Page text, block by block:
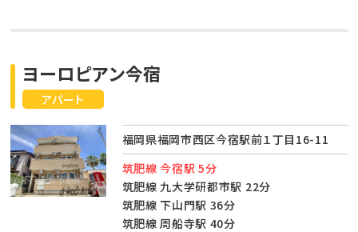
アパート
ヨーロピアン今宿
福岡県福岡市西区今宿駅前１丁目16-11
筑肥線 今宿駅 5分
筑肥線 九大学研都市駅 22分
筑肥線 下山門駅 36分
筑肥線 周船寺駅 40分